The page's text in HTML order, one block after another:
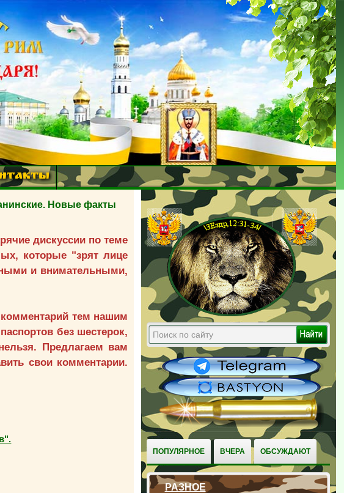
ПОПУЛЯРНОЕ ВЧЕРА ОБСУЖДАЮТ
РАЗНОЕ
Новые факты
дискуссии по теме
которые "зрят лице
и внимательными,
тем нашим
без шестерок,
Предлагаем вам
свои комментарии.